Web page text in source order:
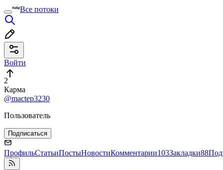
Все потоки
Войти
2
Карма
@mactep3230
Пользователь
Подписаться
ПрофильСтатьиПостыНовостиКомментарии103Закладки88